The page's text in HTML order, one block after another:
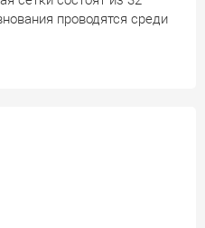
проводятся среди